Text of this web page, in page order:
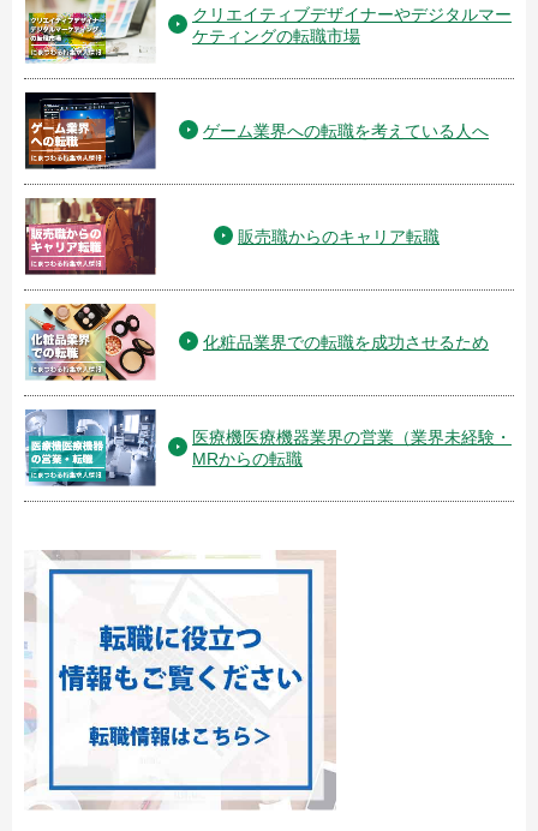
クリエイティブデザイナーやデジタルマー
ケティングの転職市場
ゲーム業界への転職を考えている人へ
販売職からのキャリア転職
化粧品業界での転職を成功させるため
医療機医療機器業界の営業（業界未経験・
MRからの転職